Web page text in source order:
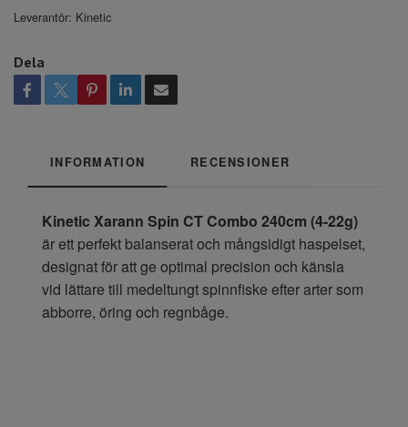
Leverantör: Kinetic
Dela
INFORMATION RECENSIONER
Kinetic Xarann Spin CT Combo 240cm (4-22g)
är ett perfekt balanserat och mångsidigt haspelset,
designat för att ge optimal precision och känsla
vid lättare till medeltungt spinnfiske efter arter som
abborre, öring och regnbåge.